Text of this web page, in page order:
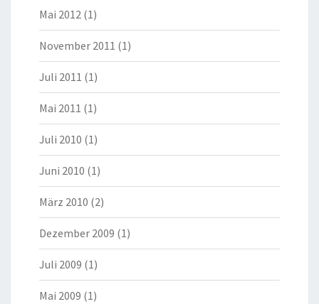
Mai 2012 (1)
November 2011 (1)
Juli 2011 (1)
Mai 2011 (1)
Juli 2010 (1)
Juni 2010 (1)
März 2010 (2)
Dezember 2009 (1)
Juli 2009 (1)
Mai 2009 (1)